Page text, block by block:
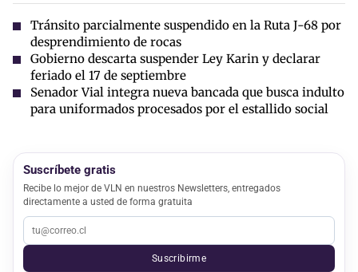
Tránsito parcialmente suspendido en la Ruta J-68 por
desprendimiento de rocas
Gobierno descarta suspender Ley Karin y declarar
feriado el 17 de septiembre
Senador Vial integra nueva bancada que busca indulto
para uniformados procesados por el estallido social
Suscríbete gratis
Recibe lo mejor de VLN en nuestros Newsletters, entregados
directamente a usted de forma gratuita
Suscribirme